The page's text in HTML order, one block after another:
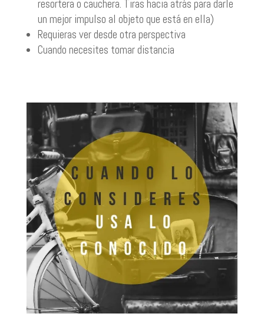
resortera o cauchera. Tiras hacia atrás para darle
un mejor impulso al objeto que está en ella)
Requieras ver desde otra perspectiva
Cuando necesites tomar distancia